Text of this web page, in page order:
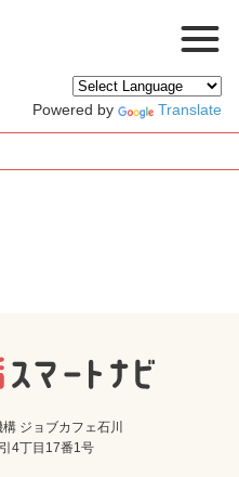
Powered by Translate
会員登録
ジョブカフェ石川
4丁目17番1号